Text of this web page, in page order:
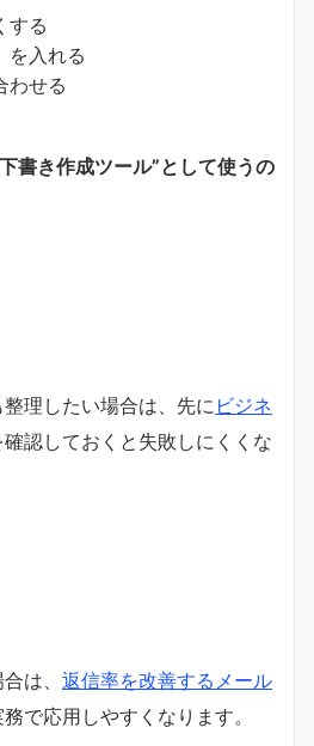
する
を入れる
わせる
書き作成ツール”として使うの
理したい場合は、先に ビジネ
確認しておくと失敗しにくくな
は、 返信率を改善するメール
で応用しやすくなります。